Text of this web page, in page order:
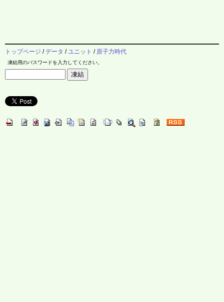
トップページ /データ /ユニット / 原子力時代
凍結用のパスワードを入力してください。